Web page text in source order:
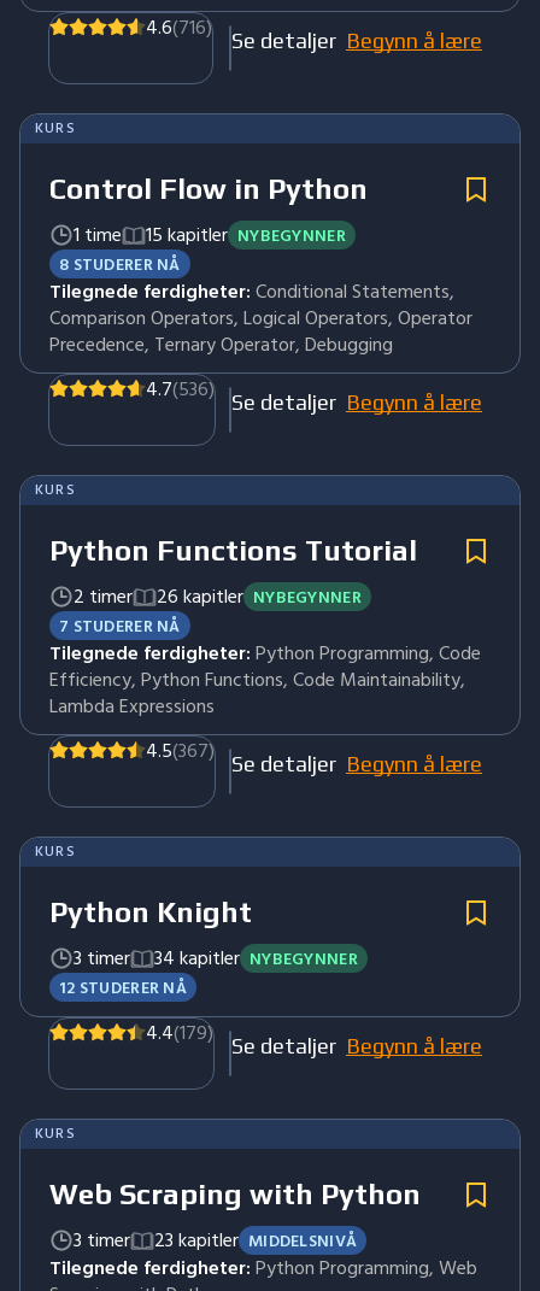
4.6(716) Se detaljer Begynn å lære
KURS
Control Flow in Python
1 time 15 kapitler NYBEGYNNER
8 STUDERER NÅ
Tilegnede ferdigheter:Conditional Statements,
Comparison Operators, Logical Operators, Operator
Precedence, Ternary Operator, Debugging
4.7(536) Se detaljer Begynn å lære
KURS
Python Functions Tutorial
2 timer 26 kapitler NYBEGYNNER
7 STUDERER NÅ
Tilegnede ferdigheter:Python Programming, Code
Efficiency, Python Functions, Code Maintainability,
Lambda Expressions
4.5(367) Se detaljer Begynn å lære
KURS
Python Knight
3 timer 34 kapitler NYBEGYNNER
12 STUDERER NÅ
4.4(179) Se detaljer Begynn å lære
KURS
Web Scraping with Python
3 timer 23 kapitler MIDDELSNIVÅ
Tilegnede ferdigheter:Python Programming, Web